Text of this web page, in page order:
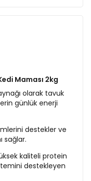
Maması 2kg
olarak tavuk
günlük enerji
destekler ve
sağlar.
kaliteli protein
destekleyen